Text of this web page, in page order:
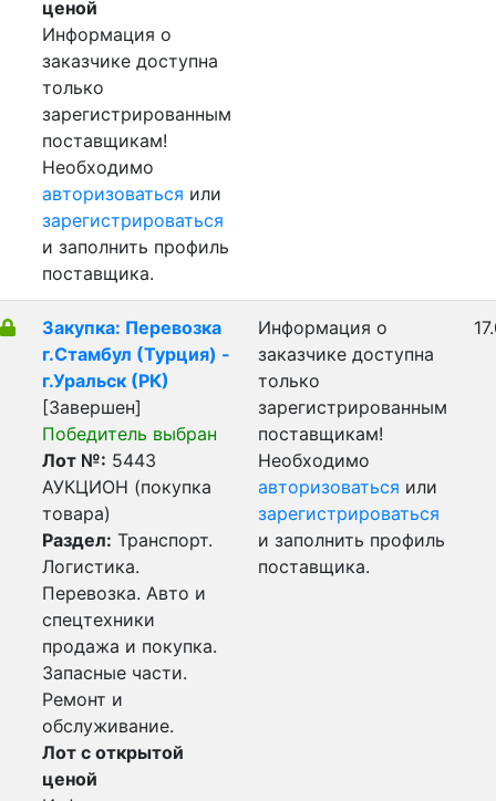
ценой
Информация о
заказчике доступна
только
зарегистрированным
поставщикам!
Необходимо
авторизоваться или
зарегистрироваться
и заполнить профиль
поставщика.
Закупка: Перевозка
г.Стамбул (Турция) -
г.Уральск (РК)
[Завершен]
Победитель выбран
Лот №: 5443
АУКЦИОН (покупка
товара)
Раздел: Транспорт.
Логистика.
Перевозка. Авто и
спецтехники
продажа и покупка.
Запасные части.
Ремонт и
обслуживание.
Лот с открытой
ценой
Информация о
заказчике доступна
только
зарегистрированным
поставщикам!
Необходимо
авторизоваться или
зарегистрироваться
и заполнить профиль
поставщика.